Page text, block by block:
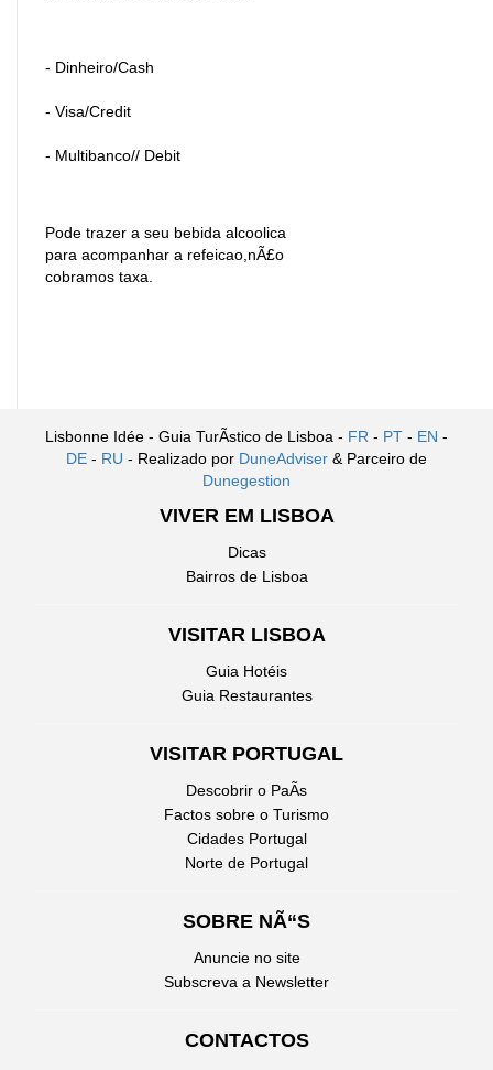
- Dinheiro/Cash
- Visa/Credit
- Multibanco// Debit
Pode trazer a seu bebida alcoolica
para acompanhar a refeicao,nÃ£o
cobramos taxa.
Lisbonne Idée - Guia TurÃ­stico de Lisboa - FR - PT - EN -
DE - RU - Realizado por DuneAdviser & Parceiro de
Dunegestion
VIVER EM LISBOA
Dicas
Bairros de Lisboa
VISITAR LISBOA
Guia Hotéis
Guia Restaurantes
VISITAR PORTUGAL
Descobrir o PaÃ­s
Factos sobre o Turismo
Cidades Portugal
Norte de Portugal
SOBRE NÃ“S
Anuncie no site
Subscreva a Newsletter
CONTACTOS